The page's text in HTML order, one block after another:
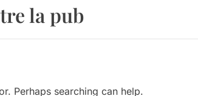
la pub
Perhaps searching can help.